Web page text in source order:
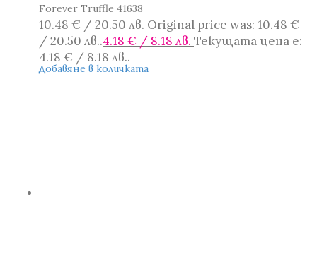
Forever Truffle 41638
10.48€/ 20.50 лв.Original price was: 10.48 €
/ 20.50 лв..4.18 € / 8.18 лв. Текущата цена е:
4.18 € / 8.18 лв..
Добавяне в количката